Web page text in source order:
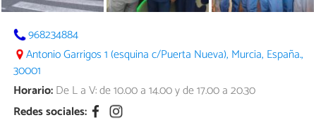
968234884
Antonio Garrigos 1 (esquina c/Puerta Nueva), Murcia, España.,
30001
Horario:De L a V: de 10.00 a 14.00 y de 17.00 a 20.30
Redes sociales: